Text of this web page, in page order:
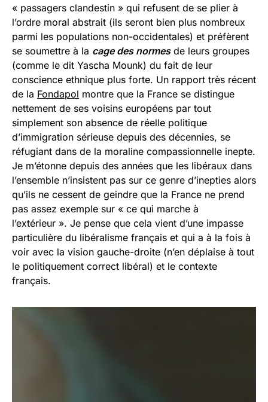
« passagers clandestin » qui refusent de se plier à
l’ordre moral abstrait (ils seront bien plus nombreux
parmi les populations non-occidentales) et préfèrent
se soumettre à la cage des normesde leurs groupes
(comme le dit Yascha Mounk) du fait de leur
conscience ethnique plus forte. Un rapport très récent
de la Fondapol montre que la France se distingue
nettement de ses voisins européens par tout
simplement son absence de réelle politique
d’immigration sérieuse depuis des décennies, se
réfugiant dans de la moraline compassionnelle inepte.
Je m’étonne depuis des années que les libéraux dans
l’ensemble n’insistent pas sur ce genre d’inepties alors
qu’ils ne cessent de geindre que la France ne prend
pas assez exemple sur « ce qui marche à
l’extérieur ». Je pense que cela vient d’une impasse
particulière du libéralisme français et qui a à la fois à
voir avec la vision gauche-droite (n’en déplaise à tout
le politiquement correct libéral) et le contexte
français.